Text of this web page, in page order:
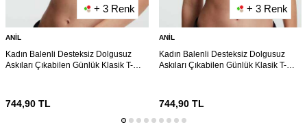
+ 3 Renk
ANIL
Kadın Balenli Desteksiz Dolgusuz
Askıları Çıkabilen Günlük Klasik T-
744,90 TL
+ 3 Renk
ANIL
Kadın Balenli Desteksiz Dolgusuz
Askıları Çıkabilen Günlük Klasik T-
744,90TL